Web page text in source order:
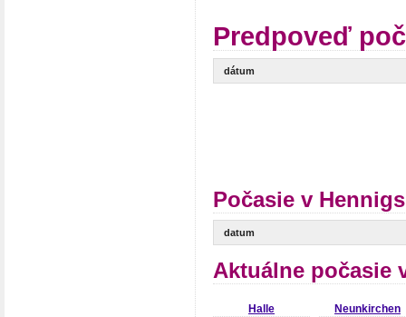
Predpoveď
dátum
Počasie v
datum
Aktuálne počasie
Halle Neunkirchen